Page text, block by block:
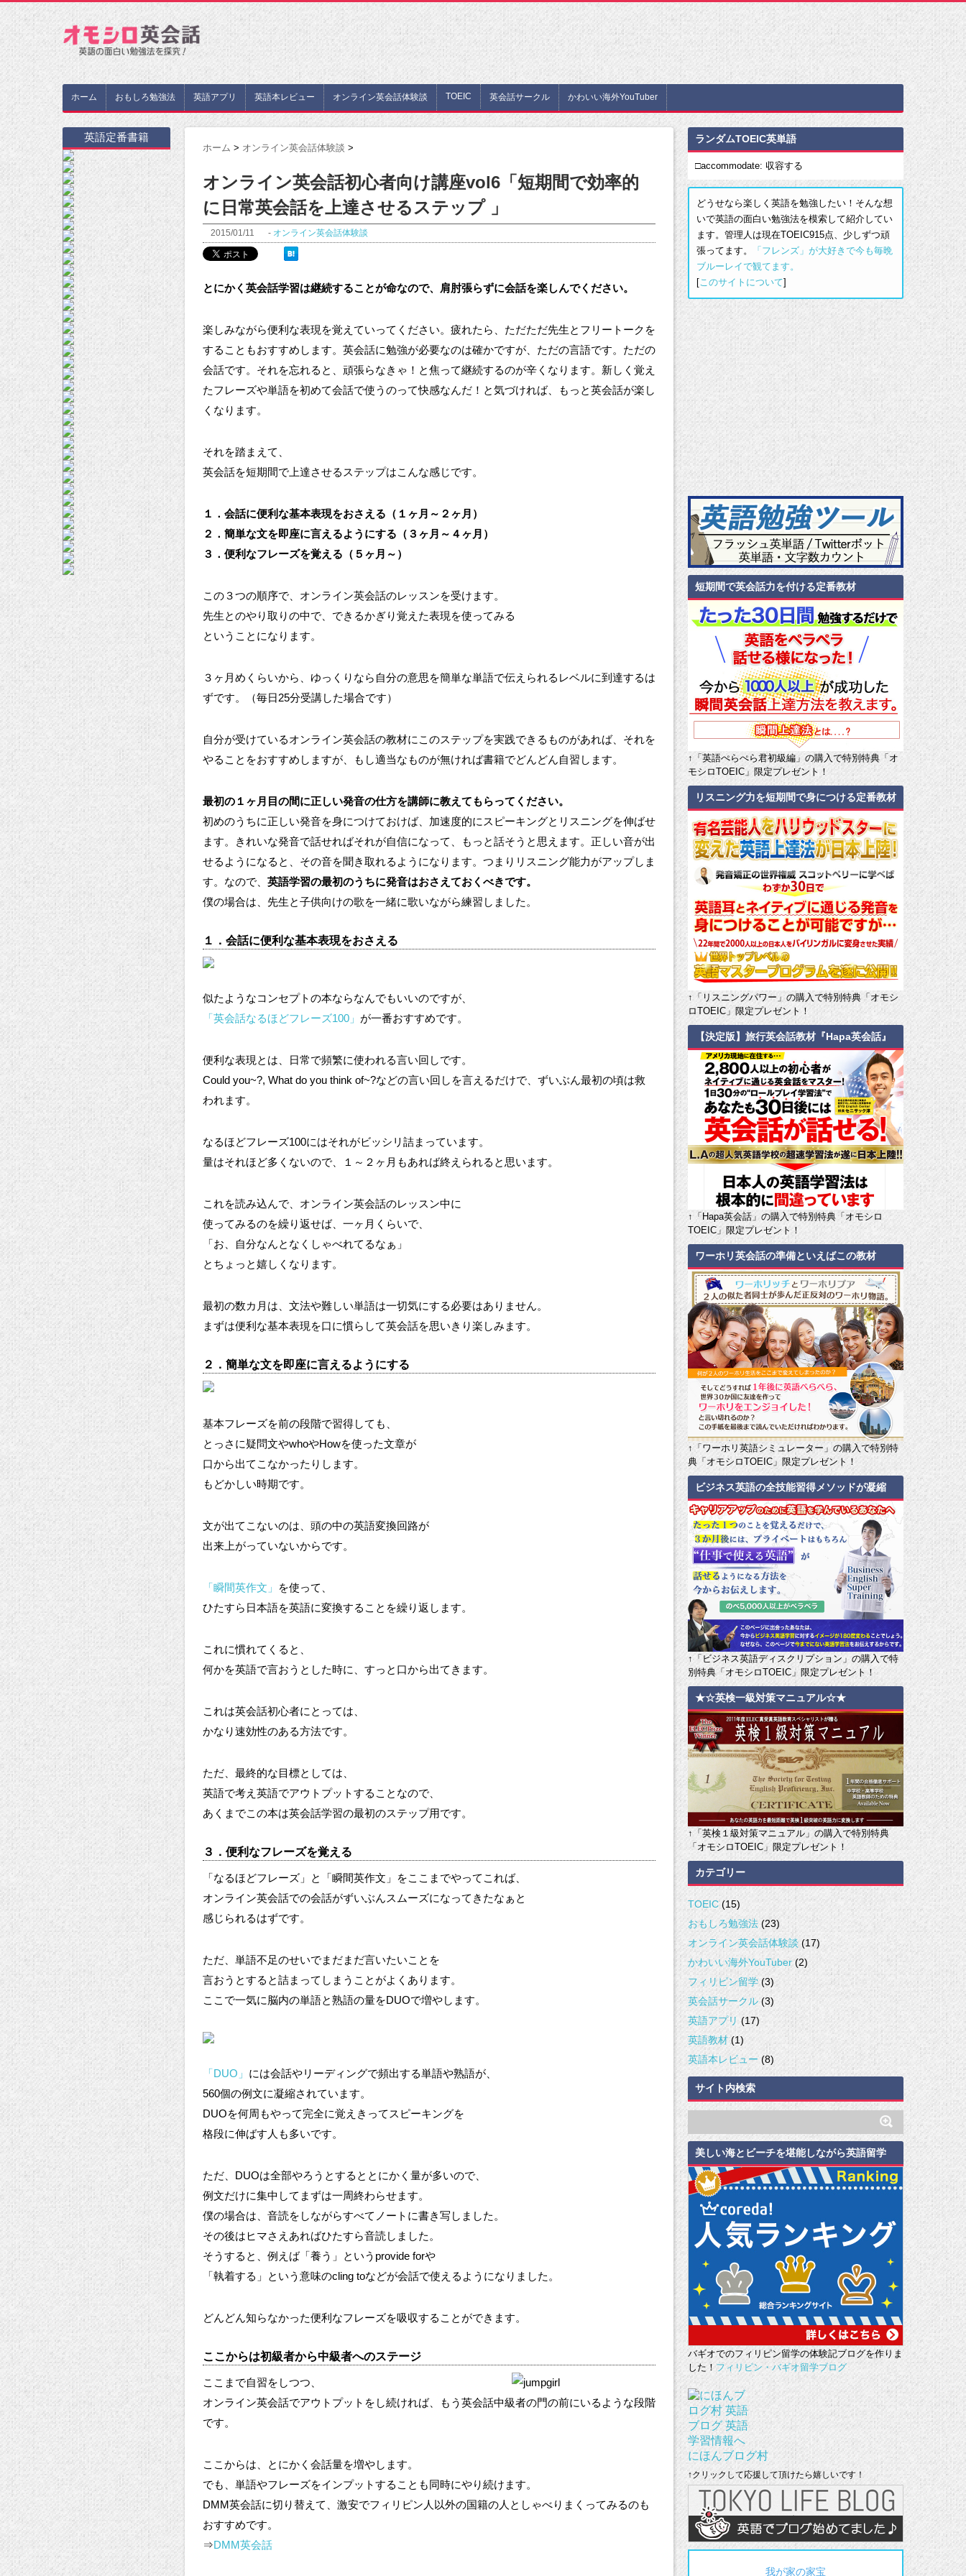
ホーム おもしろ勉強法 英語アプリ 英語本レビュー オンライン英会話体験談 TOEIC 英会話サークル かわいい海外YouTuber
英語定番書籍
ホーム > オンライン英会話体験談 >
オンライン英会話初心者向け講座vol6「短期間で効率的
に日常英会話を上達させるステップ 」
2015/01/11 - オンライン英会話体験談
とにかく英会話学習は継続することが命なので、肩肘張らずに会話を楽しんでください。
楽しみながら便利な表現を覚えていってください。疲れたら、ただただ先生とフリートークを
することもおすすめします。英会話に勉強が必要なのは確かですが、ただの言語です。ただの
会話です。それを忘れると、頑張らなきゃ！と焦って継続するのが辛くなります。新しく覚え
たフレーズや単語を初めて会話で使うのって快感なんだ！と気づければ、もっと英会話が楽し
くなります。
それを踏まえて、
英会話を短期間で上達させるステップはこんな感じです。
１．会話に便利な基本表現をおさえる（１ヶ月～２ヶ月）
２．簡単な文を即座に言えるようにする（３ヶ月～４ヶ月）
３．便利なフレーズを覚える（５ヶ月～）
この３つの順序で、オンライン英会話のレッスンを受けます。
先生とのやり取りの中で、できるかぎり覚えた表現を使ってみる
ということになります。
３ヶ月めくらいから、ゆっくりなら自分の意思を簡単な単語で伝えられるレベルに到達するは
ずです。（毎日25分受講した場合です）
自分が受けているオンライン英会話の教材にこのステップを実践できるものがあれば、それを
やることをおすすめしますが、もし適当なものが無ければ書籍でどんどん自習します。
最初の１ヶ月目の間に正しい発音の仕方を講師に教えてもらってください。
初めのうちに正しい発音を身につけておけば、加速度的にスピーキングとリスニングを伸ばせ
ます。きれいな発音で話せればそれが自信になって、もっと話そうと思えます。正しい音が出
せるようになると、その音を聞き取れるようになります。つまりリスニング能力がアップしま
す。なので、 英語学習の最初のうちに発音はおさえておくべきです。
僕の場合は、先生と子供向けの歌を一緒に歌いながら練習しました。
１．会話に便利な基本表現をおさえる
似たようなコンセプトの本ならなんでもいいのですが、
「英会話なるほどフレーズ100」 が一番おすすめです。
便利な表現とは、日常で頻繁に使われる言い回しです。
Could you~?, What do you think of~?などの言い回しを言えるだけで、ずいぶん最初の頃は救
われます。
なるほどフレーズ100にはそれがビッシリ詰まっています。
量はそれほど多くないので、１～２ヶ月もあれば終えられると思います。
これを読み込んで、オンライン英会話のレッスン中に
使ってみるのを繰り返せば、一ヶ月くらいで、
「お、自分なんとなくしゃべれてるなぁ」
とちょっと嬉しくなります。
最初の数カ月は、文法や難しい単語は一切気にする必要はありません。
まずは便利な基本表現を口に慣らして英会話を思いきり楽しみます。
２．簡単な文を即座に言えるようにする
基本フレーズを前の段階で習得しても、
とっさに疑問文やwhoやHowを使った文章が
口から出てこなかったりします。
もどかしい時期です。
文が出てこないのは、頭の中の英語変換回路が
出来上がっていないからです。
「瞬間英作文」
を使って、
ひたすら日本語を英語に変換することを繰り返します。
これに慣れてくると、
何かを英語で言おうとした時に、すっと口から出てきます。
これは英会話初心者にとっては、
かなり速効性のある方法です。
ただ、最終的な目標としては、
英語で考え英語でアウトプットすることなので、
あくまでこの本は英会話学習の最初のステップ用です。
３．便利なフレーズを覚える
「なるほどフレーズ」と「瞬間英作文」をここまでやってこれば、
オンライン英会話での会話がずいぶんスムーズになってきたなぁと
感じられるはずです。
ただ、単語不足のせいでまだまだ言いたいことを
言おうとすると詰まってしまうことがよくあります。
ここで一気に脳内の単語と熟語の量をDUOで増やします。
「DUO」 には会話やリーディングで頻出する単語や熟語が、
560個の例文に凝縮されています。
DUOを何周もやって完全に覚えきってスピーキングを
格段に伸ばす人も多いです。
ただ、DUOは全部やろうとするととにかく量が多いので、
例文だけに集中してまずは一周終わらせます。
僕の場合は、音読をしながらすべてノートに書き写しました。
その後はヒマさえあればひたすら音読しました。
そうすると、例えば「養う」というprovide forや
「執着する」という意味のcling toなどが会話で使えるようになりました。
どんどん知らなかった便利なフレーズを吸収することができます。
ここからは初級者から中級者へのステージ
ここまで自習をしつつ、
オンライン英会話でアウトプットをし続ければ、もう英会話中級者の門の前にいるような段階
です。
ここからは、とにかく会話量を増やします。
でも、単語やフレーズをインプットすることも同時にやり続けます。
DMM英会話に切り替えて、激安でフィリピン人以外の国籍の人としゃべりまくってみるのも
おすすめです。
⇒DMM英会話
ランダムTOEIC英単語
□accommodate: 収容する
どうせなら楽しく英語を勉強したい！そんな想
いで英語の面白い勉強法を模索して紹介してい
ます。管理人は現在TOEIC915点、少しずつ頑
張ってます。
「フレンズ」が大好きで今も毎晩
ブルーレイで観てます。
[このサイトについて]
短期間で英会話力を付ける定番教材
↑「英語ぺらぺら君初級編」の購入で特別特典「オ
モシロTOEIC」限定プレゼント！
リスニング力を短期間で身につける定番教材
↑「リスニングパワー」の購入で特別特典「オモシ
ロTOEIC」限定プレゼント！
【決定版】旅行英会話教材『Hapa英会話』
↑「Hapa英会話」の購入で特別特典「オモシロ
TOEIC」限定プレゼント！
ワーホリ英会話の準備といえばこの教材
↑「ワーホリ英語シミュレーター」の購入で特別特
典「オモシロTOEIC」限定プレゼント！
ビジネス英語の全技能習得メソッドが凝縮
↑「ビジネス英語ディスクリプション」の購入で特
別特典「オモシロTOEIC」限定プレゼント！
★☆英検一級対策マニュアル☆★
↑「英検１級対策マニュアル」の購入で特別特典
「オモシロTOEIC」限定プレゼント！
カテゴリー
TOEIC(15)
おもしろ勉強法 (23)
オンライン英会話体験談 (17)
かわいい海外YouTuber (2)
フィリピン留学 (3)
英会話サークル (3)
英語アプリ (17)
英語教材 (1)
英語本レビュー (8)
サイト内検索
美しい海とビーチを堪能しながら英語留学
バギオでのフィリピン留学の体験記ブログを作りま
した！ フィリピン・バギオ留学ブログ
にほんブログ村
↑クリックして応援して頂けたら嬉しいです！
我が家の家宝